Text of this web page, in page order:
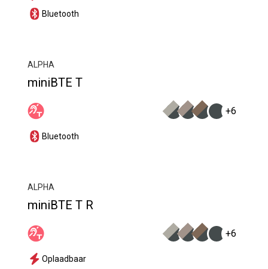
Bluetooth
ALPHA
miniBTE T
+6
Bluetooth
ALPHA
miniBTE T R
+6
Oplaadbaar